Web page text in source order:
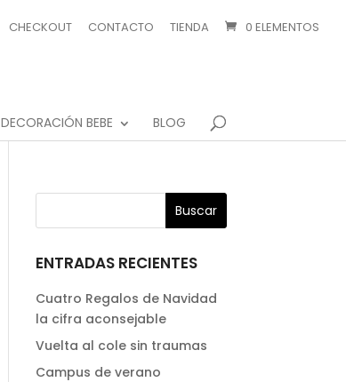
CHECKOUT CONTACTO TIENDA 0 ELEMENTOS
DECORACIÓN BEBE BLOG
ENTRADAS RECIENTES
Cuatro Regalos de Navidad
la cifra aconsejable
Vuelta al cole sin traumas
Campus de verano